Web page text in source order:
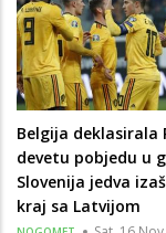
Belgija deklasirala
devetu pobjedu u
Slovenija jedva
kraj sa Latvijom